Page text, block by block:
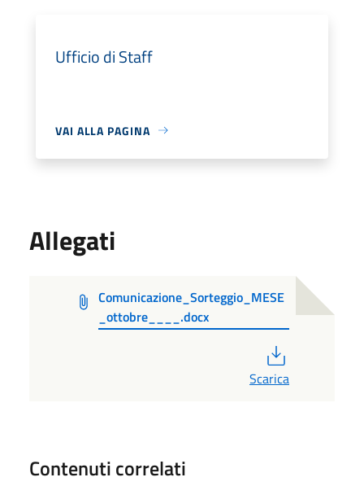
Ufficio di Staff
VAI ALLA PAGINA
Allegati
Comunicazione_Sorteggio_MESE
_ottobre____.docx
Scarica
Contenuti correlati